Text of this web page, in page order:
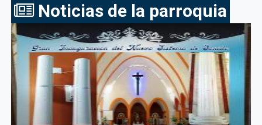
Noticias de la parroquia